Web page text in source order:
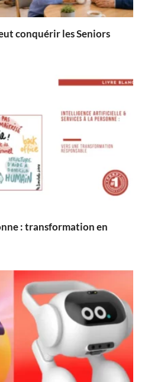
conquérir les Seniors
: transformation en